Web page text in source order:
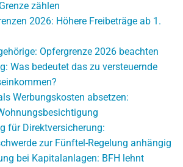
zählen
2026: Höhere Freibeträge ab 1.
Opfergrenze 2026 beachten
Was bedeutet das zu versteuernde
Werbungskosten absetzen:
für Direktversicherung:
zur Fünftel-Regelung anhängig
bei Kapitalanlagen: BFH lehnt